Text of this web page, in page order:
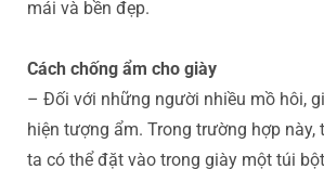
mái và bền đẹp.
Cách chống ẩm cho giày
– Đối với những người nhiều mồ hôi,
hiện tượng ẩm. Trong trường hợp này,
ta có thể đặt vào trong giày một túi